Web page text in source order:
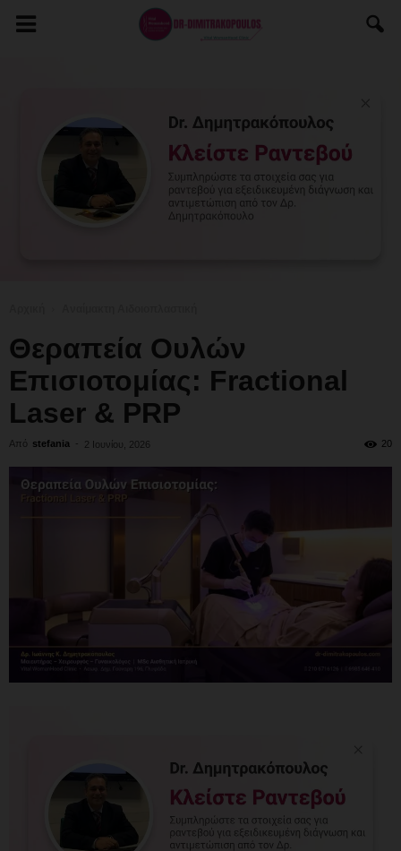
Θεραπεία Ουλών
Επισιοτομίας: Fractional
Laser & PRP
Από stefania - 2 Ιουνίου, 2026 20